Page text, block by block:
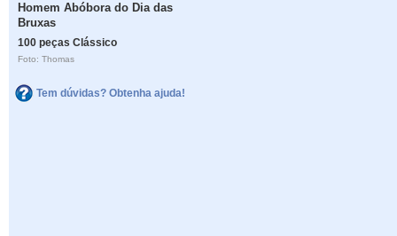
Homem Abóbora do Dia das
Bruxas
100 peças Clássico
Foto: Thomas
Tem dúvidas? Obtenha ajuda!